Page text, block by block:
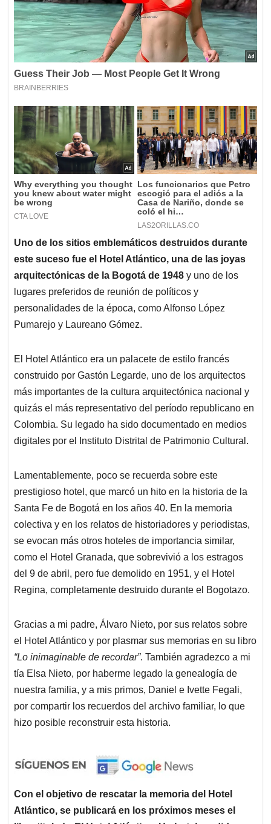
Uno de los sitios emblemáticos destruidos durante
este suceso fue el Hotel Atlántico, una de las joyas
arquitectónicas de la Bogotá de 1948 y uno de los
lugares preferidos de reunión de políticos y
personalidades de la época, como Alfonso López
Pumarejo y Laureano Gómez.
El Hotel Atlántico era un palacete de estilo francés
construido por Gastón Legarde, uno de los arquitectos
más importantes de la cultura arquitectónica nacional y
quizás el más representativo del período republicano en
Colombia. Su legado ha sido documentado en medios
digitales por el Instituto Distrital de Patrimonio Cultural.
Lamentablemente, poco se recuerda sobre este
prestigioso hotel, que marcó un hito en la historia de la
Santa Fe de Bogotá en los años 40. En la memoria
colectiva y en los relatos de historiadores y periodistas,
se evocan más otros hoteles de importancia similar,
como el Hotel Granada, que sobrevivió a los estragos
del 9 de abril, pero fue demolido en 1951, y el Hotel
Regina, completamente destruido durante el Bogotazo.
Gracias a mi padre, Álvaro Nieto, por sus relatos sobre
el Hotel Atlántico y por plasmar sus memorias en su libro
“Lo inimaginable de recordar”. También agradezco a mi
tía Elsa Nieto, por haberme legado la genealogía de
nuestra familia, y a mis primos, Daniel e Ivette Fegali,
por compartir los recuerdos del archivo familiar, lo que
hizo posible reconstruir esta historia.
Con el objetivo de rescatar la memoria del Hotel
Atlántico, se publicará en los próximos meses el